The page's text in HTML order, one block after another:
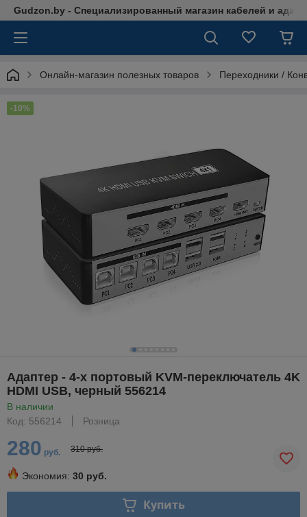
Gudzon.by - Специализированный магазин кабелей и
Онлайн-магазин полезных товаров Переходники /
-10%
Адаптер - 4-х портовый KVM-переключатель 4K
HDMI USB, черный 556214
В наличии
Код: 556214
Розница
280 руб. 310 руб.
Экономия: 30 руб.
Купить